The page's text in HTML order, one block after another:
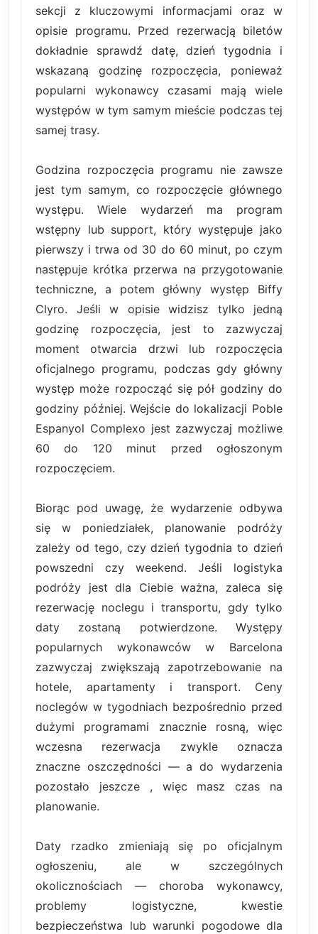
sekcji z kluczowymi informacjami oraz w
opisie programu. Przed rezerwacją biletów
dokładnie sprawdź datę, dzień tygodnia i
wskazaną godzinę rozpoczęcia, ponieważ
popularni wykonawcy czasami mają wiele
występów w tym samym mieście podczas tej
samej trasy.
Godzina rozpoczęcia programu nie zawsze
jest tym samym, co rozpoczęcie głównego
występu. Wiele wydarzeń ma program
wstępny lub support, który występuje jako
pierwszy i trwa od 30 do 60 minut, po czym
następuje krótka przerwa na przygotowanie
techniczne, a potem główny występ Biffy
Clyro. Jeśli w opisie widzisz tylko jedną
godzinę rozpoczęcia, jest to zazwyczaj
moment otwarcia drzwi lub rozpoczęcia
oficjalnego programu, podczas gdy główny
występ może rozpocząć się pół godziny do
godziny później. Wejście do lokalizacji Poble
Espanyol Complexo jest zazwyczaj możliwe
60 do 120 minut przed ogłoszonym
rozpoczęciem.
Biorąc pod uwagę, że wydarzenie odbywa
się w poniedziałek, planowanie podróży
zależy od tego, czy dzień tygodnia to dzień
powszedni czy weekend. Jeśli logistyka
podróży jest dla Ciebie ważna, zaleca się
rezerwację noclegu i transportu, gdy tylko
daty zostaną potwierdzone. Występy
popularnych wykonawców w Barcelona
zazwyczaj zwiększają zapotrzebowanie na
hotele, apartamenty i transport. Ceny
noclegów w tygodniach bezpośrednio przed
dużymi programami znacznie rosną, więc
wczesna rezerwacja zwykle oznacza
znaczne oszczędności — a do wydarzenia
pozostało jeszcze , więc masz czas na
planowanie.
Daty rzadko zmieniają się po oficjalnym
ogłoszeniu, ale w szczególnych
okolicznościach — choroba wykonawcy,
problemy logistyczne, kwestie
bezpieczeństwa lub warunki pogodowe dla